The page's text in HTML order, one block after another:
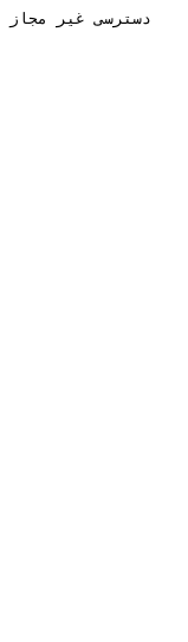
دسترسی غیر مجاز